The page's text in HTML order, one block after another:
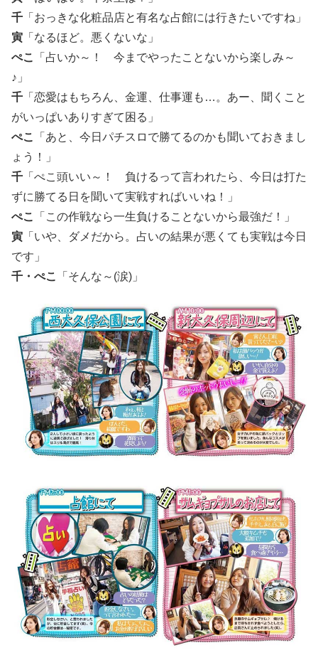
千 「おっきな化粧品店と有名な占館には行きたいですね」
寅 「なるほど。悪くないな」
ぺこ
「占いか～！ 今までやったことないから楽しみ～
♪」
千 「恋愛はもちろん、金運、仕事運も…。あー、聞くこと
がいっぱいありすぎて困る」
ぺこ
「あと、今日パチスロで勝てるのかも聞いておきまし
ょう！」
千 「ぺこ頭いい～！ 負けるって言われたら、今日は打た
ずに勝てる日を聞いて実戦すればいいね！」
ぺこ
「この作戦なら一生負けることないから最強だ！」
寅 「いや、ダメだから。占いの結果が悪くても実戦は今日
です」
千・ぺこ
「そんな～(涙)」